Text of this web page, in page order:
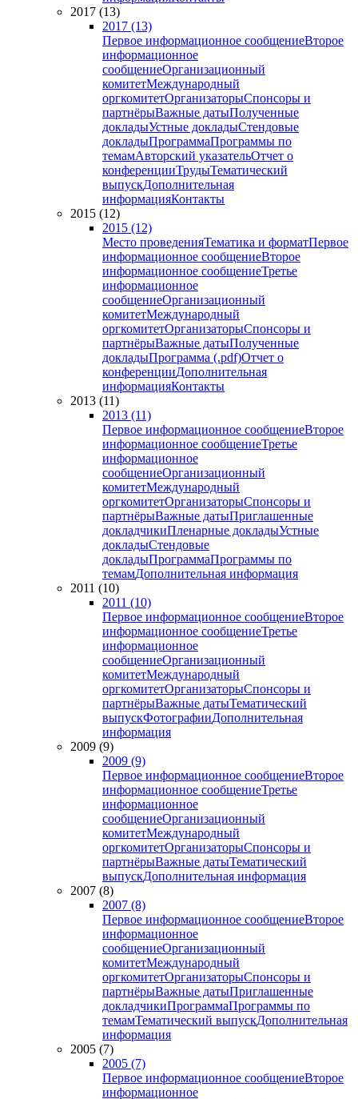
2017 (13)
2017 (13)
Первое информационное сообщениеВторое
информационное
сообщениеОрганизационный
комитетМеждународный
оргкомитетОрганизаторыСпонсоры и
партнёрыВажные датыПолученные
докладыУстные докладыСтендовые
докладыПрограммаПрограммы по
темамАвторский указательОтчет о
конференцииТрудыТематический
выпускДополнительная
информацияКонтакты
2015 (12)
2015 (12)
Место проведенияТематика и форматПервое
информационное сообщениеВторое
информационное сообщениеТретье
информационное
сообщениеОрганизационный
комитетМеждународный
оргкомитетОрганизаторыСпонсоры и
партнёрыВажные датыПолученные
докладыПрограмма (.pdf)Отчет о
конференцииДополнительная
информацияКонтакты
2013 (11)
2013 (11)
Первое информационное сообщениеВторое
информационное сообщениеТретье
информационное
сообщениеОрганизационный
комитетМеждународный
оргкомитетОрганизаторыСпонсоры и
партнёрыВажные датыПриглашенные
докладчикиПленарные докладыУстные
докладыСтендовые
докладыПрограммаПрограммы по
темамДополнительная информация
2011 (10)
2011 (10)
Первое информационное сообщениеВторое
информационное сообщениеТретье
информационное
сообщениеОрганизационный
комитетМеждународный
оргкомитетОрганизаторыСпонсоры и
партнёрыВажные датыТематический
выпускФотографииДополнительная
информация
2009 (9)
2009 (9)
Первое информационное сообщениеВторое
информационное сообщениеТретье
информационное
сообщениеОрганизационный
комитетМеждународный
оргкомитетОрганизаторыСпонсоры и
партнёрыВажные датыТематический
выпускДополнительная информация
2007 (8)
2007 (8)
Первое информационное сообщениеВторое
информационное
сообщениеОрганизационный
комитетМеждународный
оргкомитетОрганизаторыСпонсоры и
партнёрыВажные датыПриглашенные
докладчикиПрограммаПрограммы по
темамТематический выпускДополнительная
информация
2005 (7)
2005 (7)
Первое информационное сообщениеВторое
информационное